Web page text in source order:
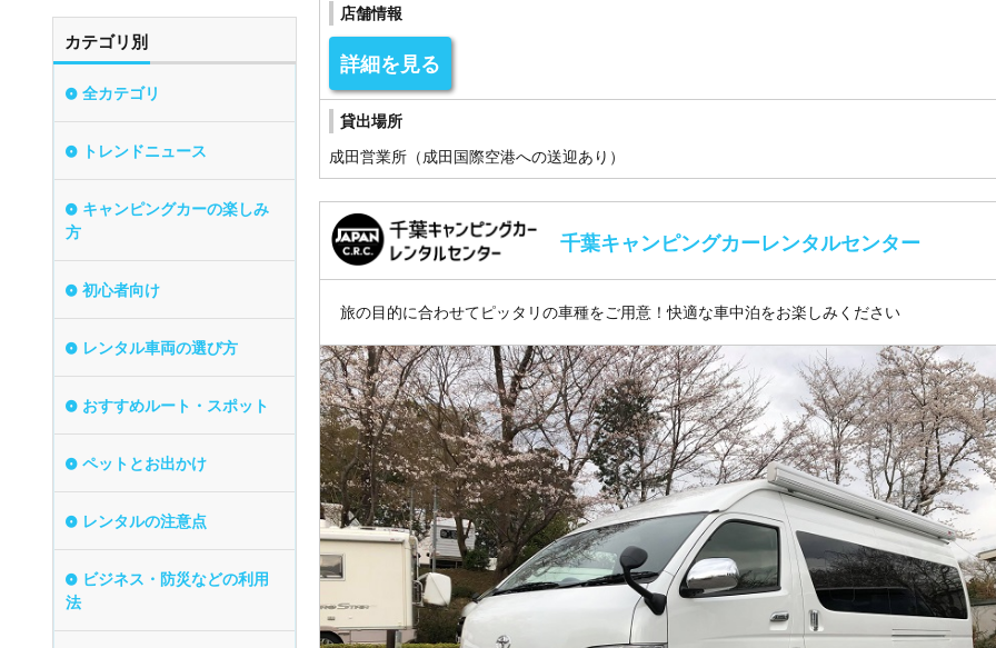
店舗情報
詳細を見る
貸出場所
成田営業所（成田国際空港への送迎あり）
千葉キャンピングカーレンタルセンター
旅の目的に合わせてピッタリの車種をご用意！快適な車中泊をお楽しみください
カテゴリ別
全カテゴリ
トレンドニュース
キャンピングカーの楽しみ
方
初心者向け
レンタル車両の選び方
おすすめルート・スポット
ペットとお出かけ
レンタルの注意点
ビジネス・防災などの利用
法